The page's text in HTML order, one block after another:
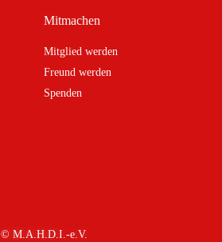
Mitmachen
Mitglied werden
Freund werden
Spenden
© M.A.H.D.I.-e.V.